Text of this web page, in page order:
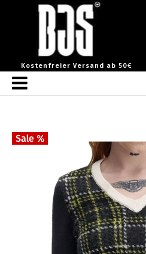
Kostenfreier Versand ab 50€